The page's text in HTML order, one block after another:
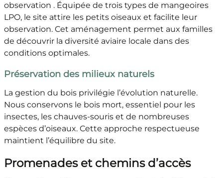
observation . Équipée de trois types de mangeoires
LPO, le site attire les petits oiseaux et facilite leur
observation. Cet aménagement permet aux familles
de découvrir la diversité aviaire locale dans des
conditions optimales.
Préservation des milieux naturels
La gestion du bois privilégie l’évolution naturelle.
Nous conservons le bois mort, essentiel pour les
insectes, les chauves-souris et de nombreuses
espèces d’oiseaux. Cette approche respectueuse
maintient l’équilibre du site.
Promenades et chemins d’accès